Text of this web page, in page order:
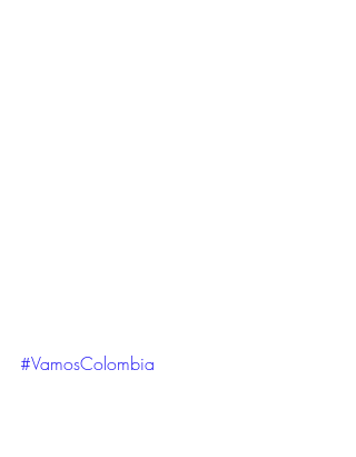
#VamosColombia